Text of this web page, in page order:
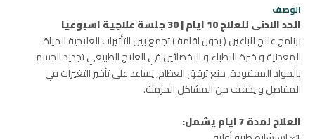
الوصف
الحد الادنى للعلاج 10 ايام | 30 جلسة علاجية اسبوعيا
برنامج علاج للباغين ( بدون اقامة ) تجمع بين التأثيرات العلاجية المياة
المعدنية و خبرة الاطباء و الاخصائين في العلاج الطبيعي تجديد الجسم
بالمواد المفقودة, منع ترقق العظام, يساعد على تأخير التغيرات في
المفاصل و يخفف من المشاكل المزمنة.
العلاج لمدة 7 ايام يشمل: